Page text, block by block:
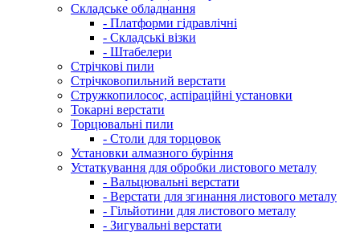
Складське обладнання
- Платформи гідравлічні
- Складські візки
- Штабелери
Стрічкові пили
Стрічковопильний верстати
Стружкопилосос, аспіраційні установки
Токарні верстати
Торцювальні пили
- Столи для торцовок
Установки алмазного буріння
Устаткування для обробки листового металу
- Вальцювальні верстати
- Верстати для згинання листового металу
- Гільйотини для листового металу
- Зигувальні верстати